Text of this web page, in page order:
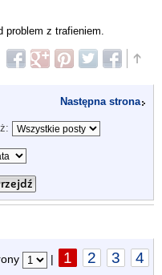
problem z trafieniem.
Następna strona
| 1 2 3 4